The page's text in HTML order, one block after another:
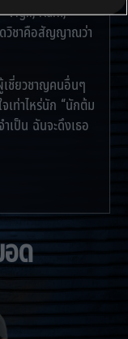
Vigil, Ram,
วิชาคือสัญญาณว่า
เชี่ยวชาญคนอื่นๆ
จเท่าไหร่นัก “นักต้ม
เป็น ฉันจะดึงเธอ
ด